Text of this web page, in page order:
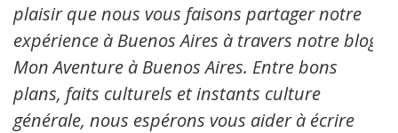
plaisir que nous vous faisons partager notre
expérience à Buenos Aires à travers notre blog:
Mon Aventure à Buenos Aires. Entre bons
plans, faits culturels et instants culture
générale, nous espérons vous aider à écrire